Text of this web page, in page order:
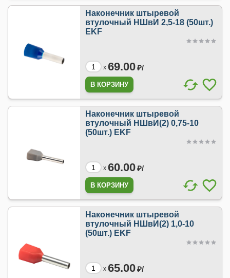
Наконечник штыревой
втулочный НШвИ 2,5-18 (50шт.)
EKF
x 69.00₽/
Наконечник штыревой
втулочный НШвИ(2) 0,75-10
(50шт.) EKF
x 60.00₽/
Наконечник штыревой
втулочный НШвИ(2) 1,0-10
(50шт.) EKF
x 65.00₽/